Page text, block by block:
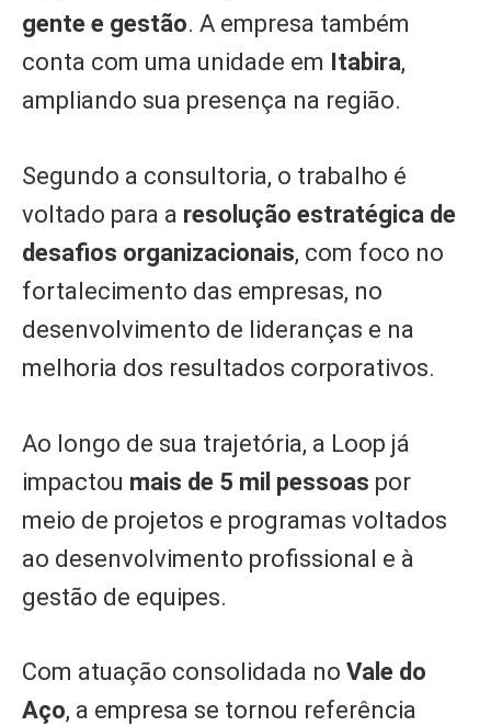
gente e gestão. A empresa também
conta com uma unidade em Itabira,
ampliando sua presença na região.
Segundo a consultoria, o trabalho é
voltado para a resolução estratégica de
desafios organizacionais, com foco no
fortalecimento das empresas, no
desenvolvimento de lideranças e na
melhoria dos resultados corporativos.
Ao longo de sua trajetória, a Loop já
impactou mais de 5 mil pessoas por
meio de projetos e programas voltados
ao desenvolvimento profissional e à
gestão de equipes.
Com atuação consolidada no Vale do
Aço, a empresa se tornou referência